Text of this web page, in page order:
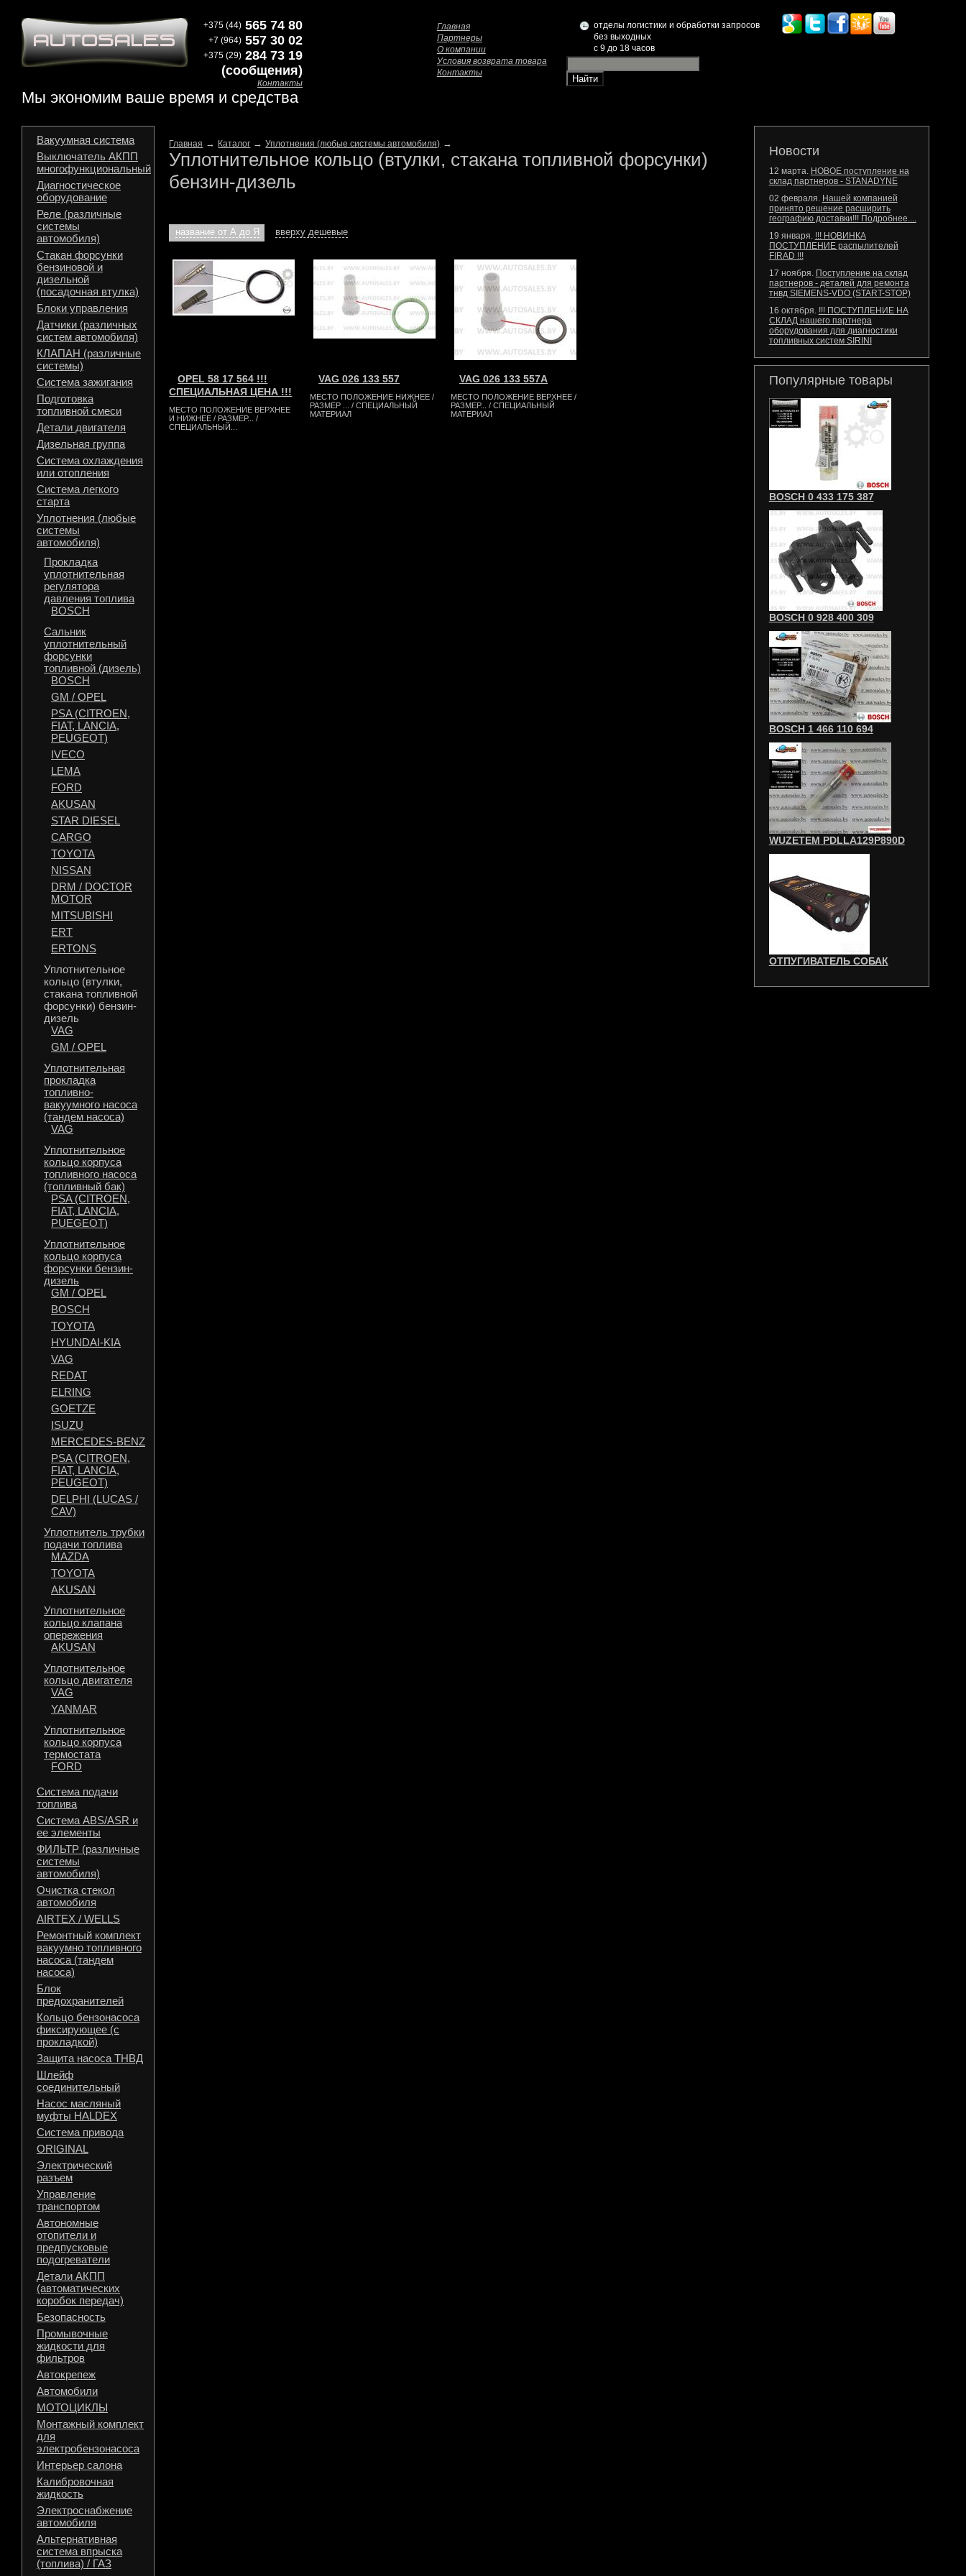
Мы экономим ваше время и средства
+375 (44) 565 74 80
+7 (964) 557 30 02
+375 (29) 284 73 19
(сообщения)
Контакты
Главная
Партнеры
О компании
Условия возврата товара
Контакты
отделы логистики и обработки запросов
без выходных
c 9 до 18 часов
Вакуумная система
Выключатель АКПП
многофункциональный
Диагностическое
оборудование
Реле (различные
системы
автомобиля)
Стакан форсунки
бензиновой и
дизельной
(посадочная втулка)
Блоки управления
Датчики (различных
систем автомобиля)
КЛАПАН (различные
системы)
Система зажигания
Подготовка
топливной смеси
Детали двигателя
Дизельная группа
Система охлаждения
или отопления
Система легкого
старта
Уплотнения (любые
системы
автомобиля)
Прокладка
уплотнительная
регулятора
давления топлива
BOSCH
Сальник
уплотнительный
форсунки
топливной (дизель)
BOSCH
GM / OPEL
PSA (CITROEN,
FIAT, LANCIA,
PEUGEOT)
IVECO
LEMA
FORD
AKUSAN
STAR DIESEL
CARGO
TOYOTA
NISSAN
DRM / DOCTOR
MOTOR
MITSUBISHI
ERT
ERTONS
Уплотнительное
кольцо (втулки,
стакана топливной
форсунки) бензин-
дизель
VAG
GM / OPEL
Уплотнительная
прокладка
топливно-
вакуумного насоса
(тандем насоса)
VAG
Уплотнительное
кольцо корпуса
топливного насоса
(топливный бак)
PSA (CITROEN,
FIAT, LANCIA,
PUEGEOT)
Уплотнительное
кольцо корпуса
форсунки бензин-
дизель
GM / OPEL
BOSCH
TOYOTA
HYUNDAI-KIA
VAG
REDAT
ELRING
GOETZE
ISUZU
MERCEDES-BENZ
PSA (CITROEN,
FIAT, LANCIA,
PEUGEOT)
DELPHI (LUCAS /
CAV)
Уплотнитель трубки
подачи топлива
MAZDA
TOYOTA
AKUSAN
Уплотнительное
кольцо клапана
опережения
AKUSAN
Уплотнительное
кольцо двигателя
VAG
YANMAR
Уплотнительное
кольцо корпуса
термостата
FORD
Система подачи
топлива
Система ABS/ASR и
ее элементы
ФИЛЬТР (различные
системы
автомобиля)
Очистка стекол
автомобиля
AIRTEX / WELLS
Ремонтный комплект
вакуумно топливного
насоса (тандем
насоса)
Блок
предохранителей
Кольцо бензонасоса
фиксирующее (с
прокладкой)
Защита насоса ТНВД
Шлейф
соединительный
Насос масляный
муфты HALDEX
Система привода
ORIGINAL
Электрический
разъем
Управление
транспортом
Автономные
отопители и
предпусковые
подогреватели
Детали АКПП
(автоматических
коробок передач)
Безопасность
Промывочные
жидкости для
фильтров
Автокрепеж
Автомобили
МОТОЦИКЛЫ
Монтажный комплект
для
электробензонасоса
Интерьер салона
Калибровочная
жидкость
Электроснабжение
автомобиля
Альтернативная
система впрыска
(топлива) / ГАЗ
Главная → Каталог →Уплотнения (любые системы автомобиля) →
Уплотнительное кольцо (втулки, стакана топливной форсунки)
бензин-дизель
название от А до Я вверху дешевые
OPEL 58 17 564 !!!
СПЕЦИАЛЬНАЯ ЦЕНА !!!
МЕСТО ПОЛОЖЕНИЕ ВЕРХНЕЕ
И НИЖНЕЕ / РАЗМЕР... /
СПЕЦИАЛЬНЫЙ...
VAG 026 133 557
МЕСТО ПОЛОЖЕНИЕ НИЖНЕЕ /
РАЗМЕР ... / СПЕЦИАЛЬНЫЙ
МАТЕРИАЛ
VAG 026 133 557A
МЕСТО ПОЛОЖЕНИЕ ВЕРХНЕЕ /
РАЗМЕР... / СПЕЦИАЛЬНЫЙ
МАТЕРИАЛ
Новости
12 марта. НОВОЕ поступление на
склад партнеров - STANADYNE
02 февраля. Нашей компанией
принято решение расширить
географию доставки!!! Подробнее....
19 января. !!! НОВИНКА
ПОСТУПЛЕНИЕ распылителей
FIRAD !!!
17 ноября. Поступление на склад
партнеров - деталей для ремонта
тнвд SIEMENS-VDO (START-STOP)
16 октября. !!! ПОСТУПЛЕНИЕ НА
СКЛАД нашего партнера
оборудования для диагностики
топливных систем SIRINI
Популярные товары
BOSCH 0 433 175 387
BOSCH 0 928 400 309
BOSCH 1 466 110 694
WUZETEM PDLLA129P890D
ОТПУГИВАТЕЛЬ СОБАК